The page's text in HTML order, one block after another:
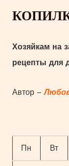
не
одежду
с
Хозяйкам на
рецепты для
Автор –
Пн Вт